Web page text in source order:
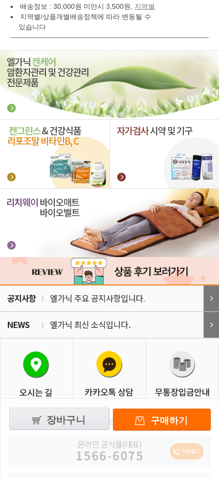
배송정보 : 30,000원 미만시 3,500원, 지역별
지역별/상품개별배송정책에 따라 변동될 수
있습니다
구매하기
장바구니